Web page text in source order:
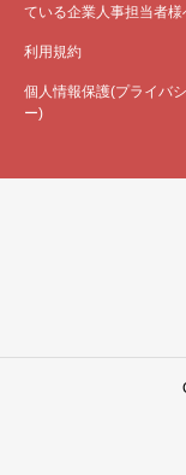
ている企業人事担当者様
利用規約
個人情報保護(プライバ
ー)